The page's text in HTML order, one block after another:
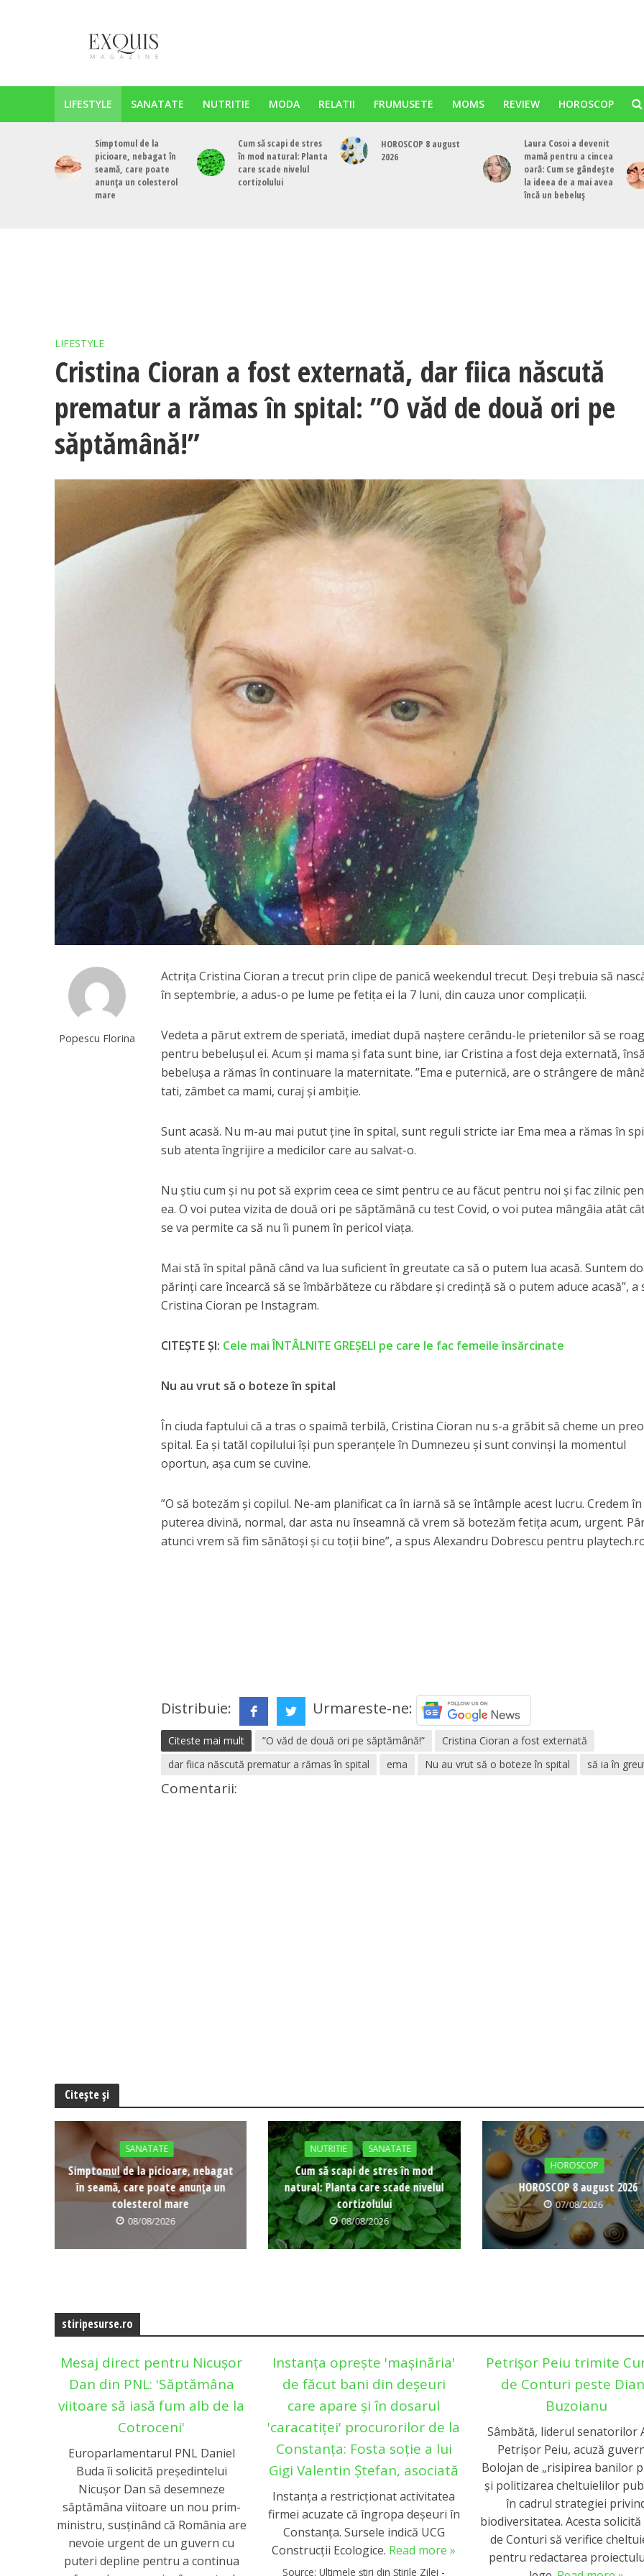
LIFESTYLE SANATATE NUTRITIE MODA RELATII FRUMUSETE MOMS REVIEW HOROSCOP
Simptomul de la
picioare, nebagat în
seamă, care poate
anunța un colesterol
mare
Cum să scapi de stres
în mod natural: Planta
care scade nivelul
cortizolului
HOROSCOP 8 august
2026
Laura Cosoi a devenit
mamă pentru a cincea
oară: Cum se gândește
la ideea de a mai avea
încă un bebeluș
LIFESTYLE
Cristina Cioran a fost externată, dar fiica născută
prematur a rămas în spital: ”O văd de două ori pe
săptămână!”
Popescu Florina
Actrița Cristina Cioran a trecut prin clipe de panică weekendul trecut. Deși trebuia să
în septembrie, a adus-o pe lume pe fetița ei la 7 luni, din cauza unor complicații.
Vedeta a părut extrem de speriată, imediat după naștere cerându-le prietenilor să se
pentru bebelușul ei. Acum și mama și fata sunt bine, iar Cristina a fost deja externată, însă
bebelușa a rămas în continuare la maternitate. ”Ema e puternică, are o strângere de
tati, zâmbet ca mami, curaj și ambiție.
Sunt acasă. Nu m-au mai putut ține în spital, sunt reguli stricte iar Ema mea a rămas în
sub atenta îngrijire a medicilor care au salvat-o.
Nu știu cum și nu pot să exprim ceea ce simt pentru ce au făcut pentru noi și fac zilnic
ea. O voi putea vizita de două ori pe săptămână cu test Covid, o voi putea mângâia atât
se va permite ca să nu îi punem în pericol viața.
Mai stă în spital până când va lua suficient în greutate ca să o putem lua acasă. Suntem
părinți care încearcă să se îmbărbăteze cu răbdare și credință să o putem aduce acasă”, a
Cristina Cioran pe Instagram.
CITEȘTE ȘI: Cele mai ÎNTÂLNITE GREȘELI pe care le fac femeile însărcinate
Nu au vrut să o boteze în spital
În ciuda faptului că a tras o spaimă terbilă, Cristina Cioran nu s-a grăbit să cheme un
spital. Ea și tatăl copilului își pun speranțele în Dumnezeu și sunt convinși la momentul
oportun, așa cum se cuvine.
”O să botezăm și copilul. Ne-am planificat ca în iarnă să se întâmple acest lucru. Credem în
puterea divină, normal, dar asta nu înseamnă că vrem să botezăm fetița acum, urgent.
atunci vrem să fim sănătoși și cu toții bine”, a spus Alexandru Dobrescu pentru
Distribuie: Urmareste-ne:
Citeste mai mult ”O văd de două ori pe săptămână!”
Cristina Cioran a fost externată
dar fiica născută prematur a rămas în spital
ema Nu au vrut să o boteze în spital să ia în
Comentarii:
Citește și
SANATATE
Simptomul de la picioare, nebagat
în seamă, care poate anunța un
colesterol mare
08/08/2026
NUTRITIE SANATATE
Cum să scapi de stres în mod
natural: Planta care scade nivelul
cortizolului
08/08/2026
HOROSCOP
HOROSCOP 8 august 2026
07/08/2026
stiripesurse.ro
Mesaj direct pentru Nicușor
Dan din PNL: 'Săptămâna
viitoare să iasă fum alb de la
Cotroceni'
Europarlamentarul PNL Daniel
Buda îi solicită președintelui
Nicușor Dan să desemneze
săptămâna viitoare un nou prim-
ministru, susținând că România are
nevoie urgent de un guvern cu
puteri depline pentru a continua
Instanța oprește 'mașinăria'
de făcut bani din deșeuri
care apare și în dosarul
'caracatiței' procurorilor de la
Constanța: Fosta soție a lui
Gigi Valentin Ștefan, asociată
Instanța a restricționat activitatea
firmei acuzate că îngropa deșeuri în
Constanța. Sursele indică UCG
Construcții Ecologice. Read more »
Source:Ultimele știri din Știrile Zilei -
Petrișor Peiu trimite
de Conturi peste
Buzoianu
Sâmbătă, liderul senatorilor
Petrișor Peiu, acuză
Bolojan de „risipirea banilor
și politizarea cheltuielilor
în cadrul strategiei
biodiversitatea. Acesta
de Conturi să verifice
pentru redactarea